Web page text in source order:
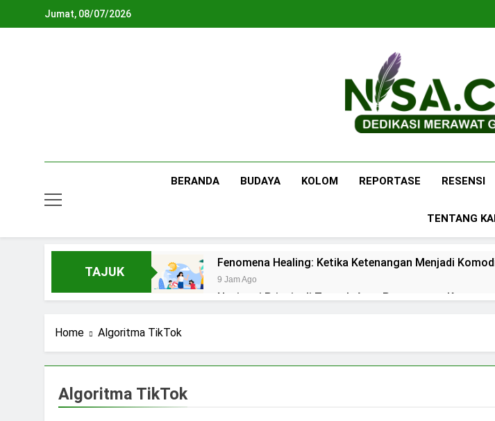
Jumat, 08/07/2026
Nisa.co.id
BERANDA BUDAYA KOLOM REPORTASE RESENSI
TENTANG
TAJUK
Fenomena Healing: Ketika Ketenangan Menjadi
9 Jam Ago
Navigasi Prinsip di Tengah Arus Pertemanan Kampus
Stigma Skincare Laki-laki Skincare
Home Algoritma TikTok
Algoritma TikTok